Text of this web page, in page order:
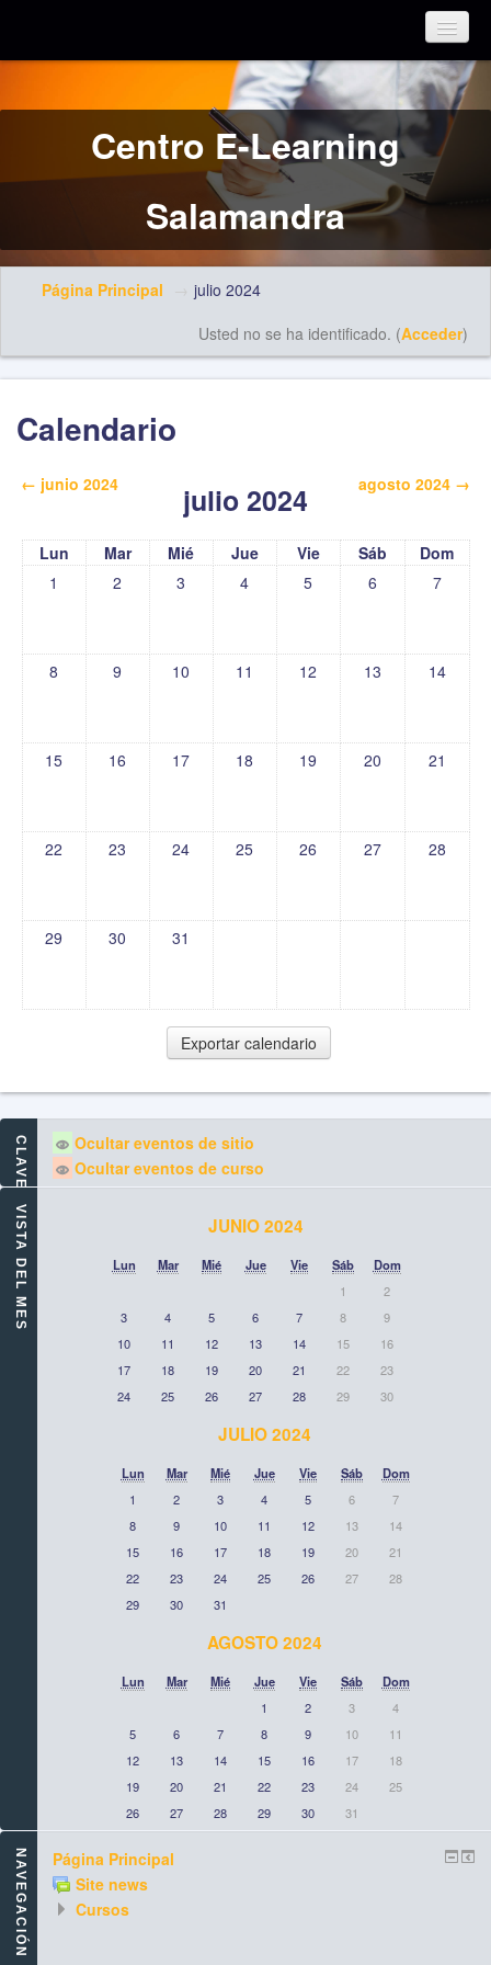
Centro E-Learning
Salamandra
Página Principal → julio 2024
Usted no se ha identificado. (Acceder)
Calendario
← junio 2024 julio 2024 agosto 2024 →
Lun Mar Mié Jue Vie Sáb
Dom
1
2 3 4 5 6 7
8 9 10 11 12 13 14
15 16 17 18 19 20 21
22 23 24 25 26 27 28
29 30 31
CLAVE DE EVENTOS
Ocultar eventos de sitio
Ocultar eventos de curso
VISTA DEL MES JUNIO 2024
Lun Mar Mié Jue Vie Sáb
Dom
1
2
3
4 5 6 7 8
9
10
11 12 13 14 15
16
17
18 19 20 21 22
23
24
25 26 27 28 29 30
JULIO 2024
Lun Mar Mié Jue Vie Sáb
Dom
1
2 3 4 5 6
7
8
9 10 11 12 13
14
15
16 17 18 19 20
21
22
23 24 25 26 27
28
29
30 31
AGOSTO 2024
Lun Mar Mié Jue Vie Sáb
Dom
1
2 3
4
5
6 7 8 9 10
11
12
13 14 15 16 17
18
19
20 21 22 23 24
25
26
27 28 29 30 31
NAVEGACIÓN
Página Principal
Site news
Cursos